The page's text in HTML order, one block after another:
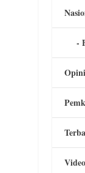
Opini
Video